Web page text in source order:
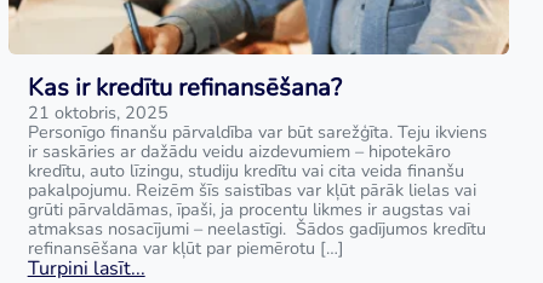
Kas ir kredītu refinansēšana?
21 oktobris, 2025
Personīgo finanšu pārvaldība var būt sarežģīta. Teju ikviens
ir saskāries ar dažādu veidu aizdevumiem – hipotekāro
kredītu, auto līzingu, studiju kredītu vai cita veida finanšu
pakalpojumu. Reizēm šīs saistības var kļūt pārāk lielas vai
grūti pārvaldāmas, īpaši, ja procentu likmes ir augstas vai
atmaksas nosacījumi – neelastīgi. Šādos gadījumos kredītu
refinansēšana var kļūt par piemērotu […]
Turpini lasīt...